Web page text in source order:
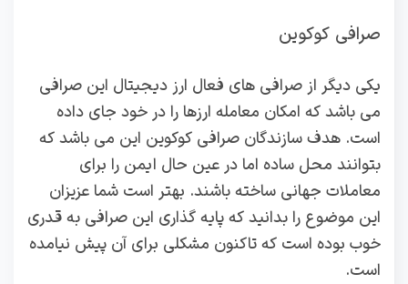
صرافی کوکوین
یکی دیگر از صرافی های فعال ارز دیجیتال این صرافی
می باشد که امکان معامله ارزها را در خود جای داده
است. هدف سازندگان صرافی کوکوین این می باشد که
بتوانند محل ساده اما در عین حال ایمن را برای
معاملات جهانی ساخته باشند. بهتر است شما عزیزان
این موضوع را بدانید که پایه گذاری این صرافی به قدری
خوب بوده است که تاکنون مشکلی برای آن پیش نیامده
است.